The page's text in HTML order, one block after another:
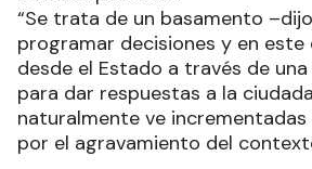
“Se trata de un basamento
programar decisiones y en este
desde el Estado a través de
para dar respuestas a la
naturalmente ve incrementadas
por el agravamiento del